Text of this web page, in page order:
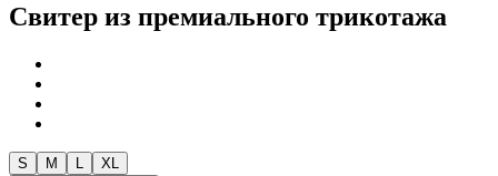
Свитер из премиального трикотажа
S M
XL